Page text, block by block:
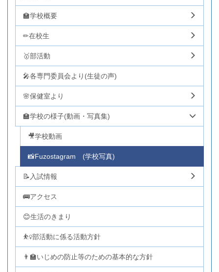
🏫学校概要
✏在校生
🥇部活動
🎤各専門委員会より(生徒の声)
🌸保健室より
🏫学校の様子(動画・写真集)
🎥学校動画
📸Fuzostagram (学校写真)
📝入試情報
🚌アクセス
😊生活のきまり
⛹️‍♀️部活動に係る活動方針
👨‍🏫いじめの防止等のための基本的な方針